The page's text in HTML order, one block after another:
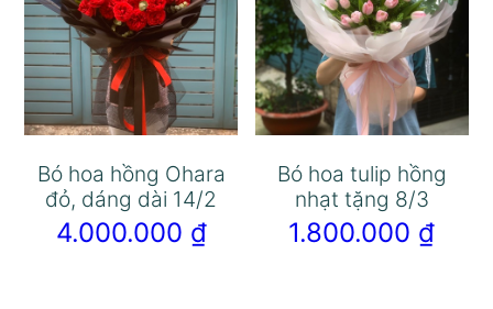
Bó hoa hồng Ohara
đỏ, dáng dài 14/2
4.000.000 ₫
Bó hoa tulip hồng
nhạt tặng 8/3
1.800.000 ₫